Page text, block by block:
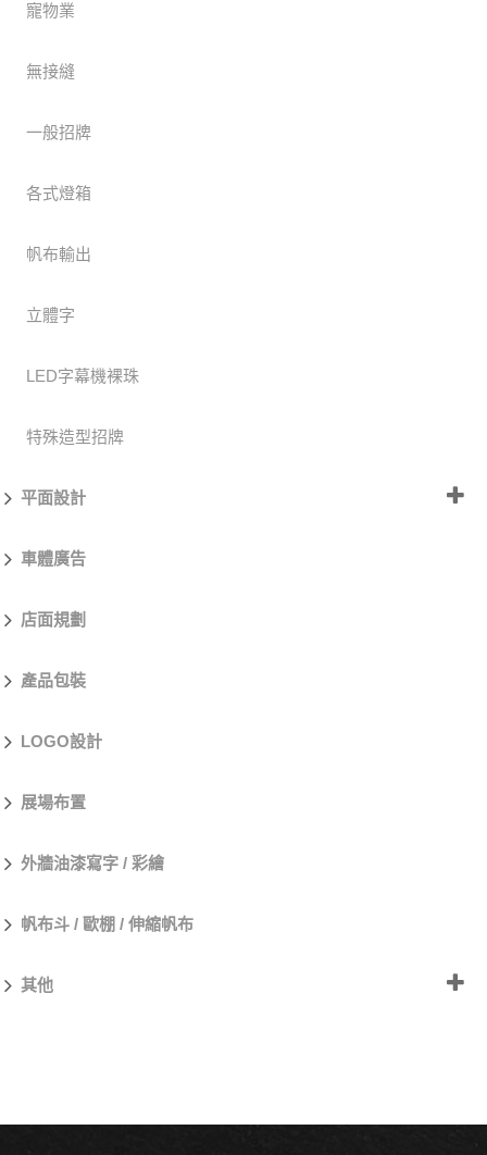
寵物業
無接縫
一般招牌
各式燈箱
帆布輸出
立體字
LED字幕機裸珠
特殊造型招牌
平面設計
車體廣告
店面規劃
產品包裝
LOGO設計
展場布置
外牆油漆寫字 / 彩繪
帆布斗 / 歐棚 / 伸縮帆布
其他